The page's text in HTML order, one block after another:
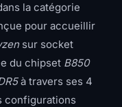
la catégorie
pour accueillir
sur socket
du chipset B850
à travers ses 4
configurations